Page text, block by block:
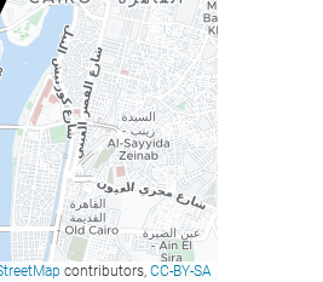
contributors, CC-BY-SA